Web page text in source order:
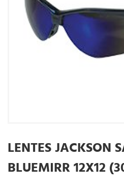
LENTES JACKSON
BLUEMIRR 12X12